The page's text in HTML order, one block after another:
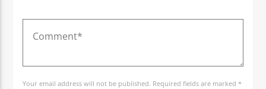
Your email address will not be published. Required fields are marked *